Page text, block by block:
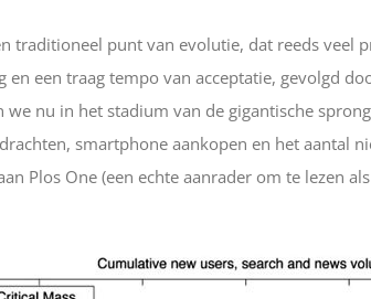
traditioneel punt van evolutie, dat reeds veel
een traag tempo van acceptatie, gevolgd
nu in het stadium van de gigantische
smartphone aankopen en het aantal
Plos One (een echte aanrader om te lezen